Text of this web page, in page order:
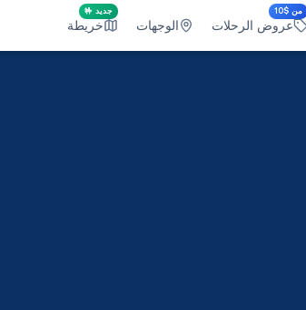
من $10
عروض الرحلات الوجهات
جديد 🤟
خريطة